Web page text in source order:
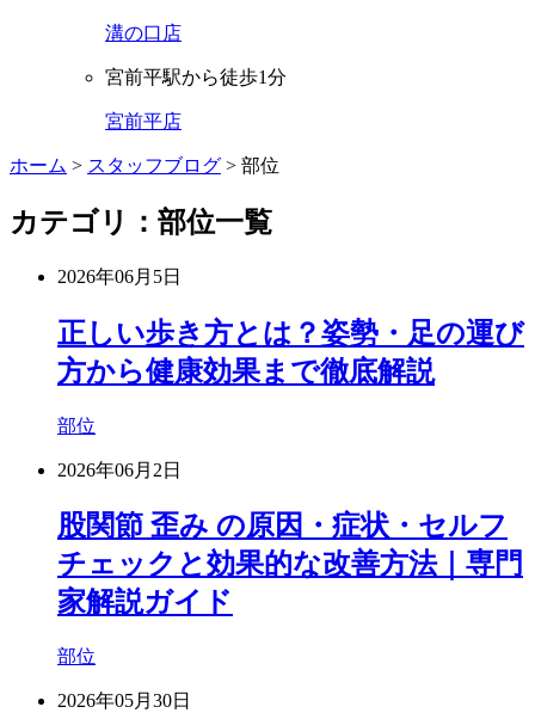
溝の口店
宮前平駅から徒歩1分
宮前平店
ホーム > スタッフブログ > 部位
カテゴリ：部位一覧
2026年06月5日
正しい歩き方とは？姿勢・足の運び
方から健康効果まで徹底解説
部位
2026年06月2日
股関節 歪み の原因・症状・セルフ
チェックと効果的な改善方法｜専門
家解説ガイド
部位
2026年05月30日